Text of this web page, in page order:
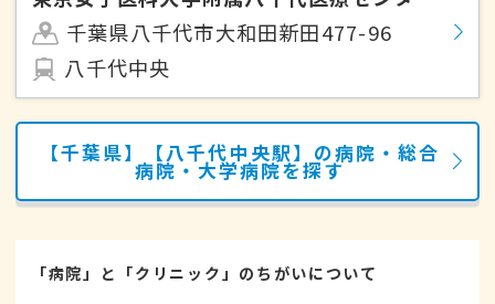
千葉県八千代市大和田新田477-96
八千代中央
【千葉県】【八千代中央駅】の病院・総合
病院・大学病院を探す
「病院」と「クリニック」のちがいについて